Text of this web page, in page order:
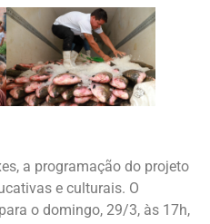
a programação do projeto
e culturais. O
o domingo, 29/3, às 17h,